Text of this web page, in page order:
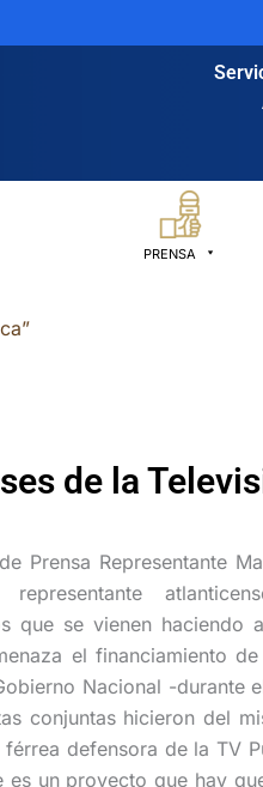
PRENSA
de la
Prensa Representante
que se vienen
el financiamiento
Nacional -durante
conjuntas hicieron del
defensora de la TV
es un proyecto que hay